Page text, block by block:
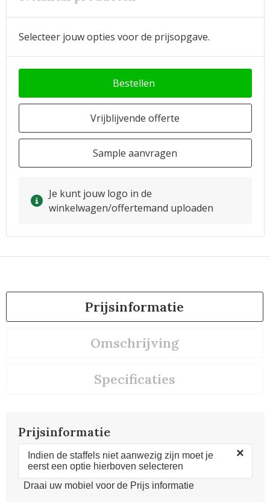
Selecteer jouw opties voor de prijsopgave.
Bestellen
Vrijblijvende offerte
Sample aanvragen
Je kunt jouw logo in de
winkelwagen/offertemand uploaden
Prijsinformatie
Omschrijving
Specificaties
Prijsinformatie
Indien de staffels niet aanwezig zijn moet je
eerst een optie hierboven selecteren
×
Draai uw mobiel voor de Prijs informatie